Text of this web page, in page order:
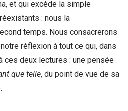
et qui excède la simple
: nous la
temps. Nous consacrerons
réflexion à tout ce qui, dans
ces deux lectures : une pensée
que telle, du point de vue de sa